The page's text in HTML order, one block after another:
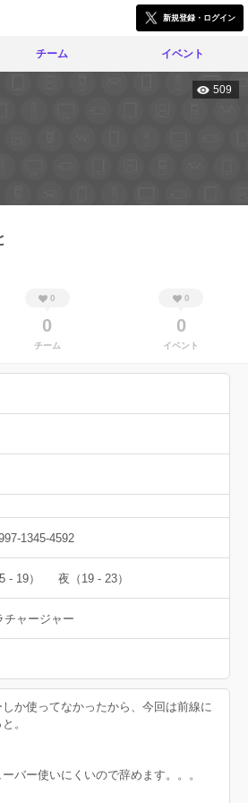
新規登録・ログイン
チーム イベント
509
0
0
チーム
0
0
イベント
1345-4592
- 19） 夜（19 - 23）
チャージャー
か使ってなかったから、今回は前線に
。
バー使いにくいので辞めます。。。